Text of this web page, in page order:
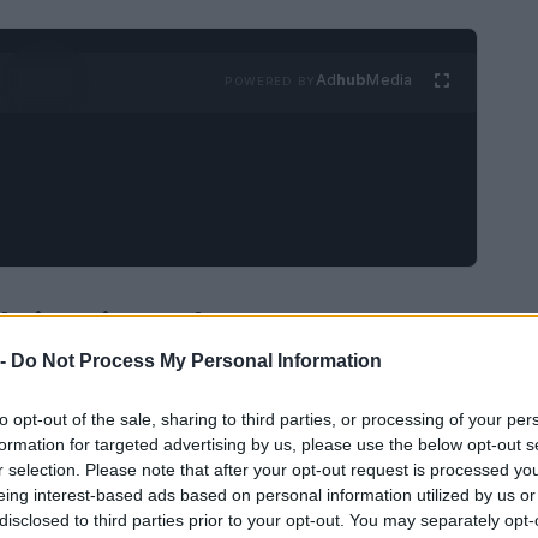
Do Not Process My Personal Information
opt-out of the sale, sharing to third parties, or processing of your
for targeted advertising by us, please use the below opt-out
selection. Please note that after your opt-out request is processed
interest-based ads based on personal information utilized by us
to third parties prior to your opt-out. You may separately
AdhubMedia
viaggio moderno
costante e da un’incessante
di “Joy of Missing Out”, emerge come un
opposto al FOMO (Fear of Missing
senza l’ansia di dover seguire itinerari
a lasciarsi andare, a esplorare le